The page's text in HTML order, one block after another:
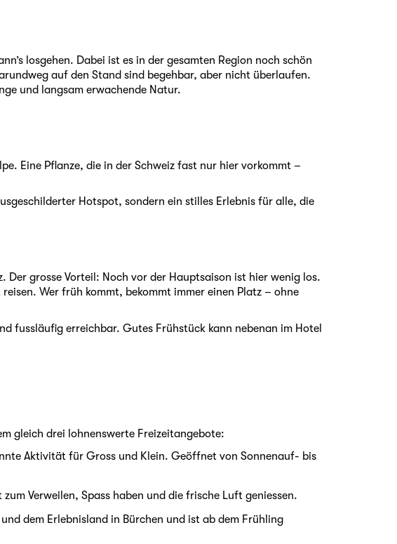
losgehen. Dabei ist es in der gesamten Region noch schön
auf den Stand sind begehbar, aber nicht überlaufen.
und langsam erwachende Natur.
Eine Pflanze, die in der Schweiz fast nur hier vorkommt –
Hotspot, sondern ein stilles Erlebnis für alle, die
grosse Vorteil: Noch vor der Hauptsaison ist hier wenig los.
Wer früh kommt, bekommt immer einen Platz – ohne
fussläufig erreichbar. Gutes Frühstück kann nebenan im Hotel
gleich drei lohnenswerte Freizeitangebote:
Aktivität für Gross und Klein. Geöffnet von Sonnenauf- bis
Verweilen, Spass haben und die frische Luft geniessen.
dem Erlebnisland in Bürchen und ist ab dem Frühling